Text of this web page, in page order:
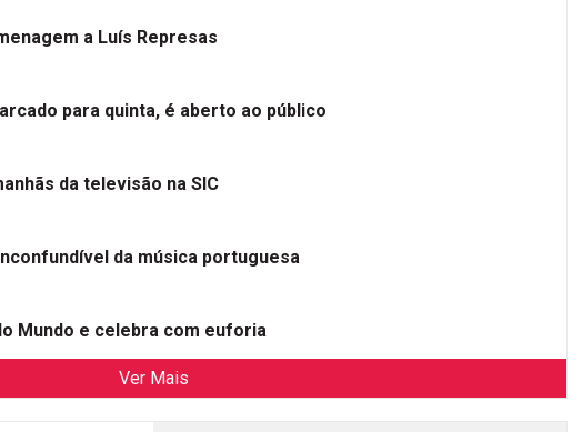
a Luís Represas
para quinta, é aberto ao público
da televisão na SIC
da música portuguesa
Mundo e celebra com euforia
Ver Mais